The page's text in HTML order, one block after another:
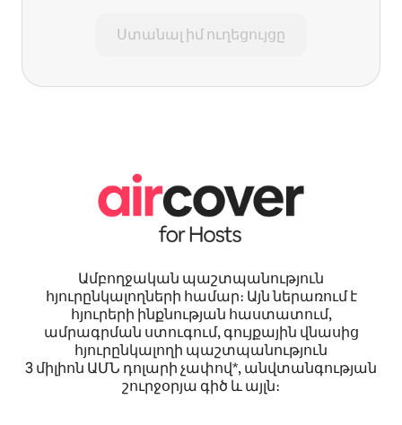
Ստանալ իմ ուղեցույցը
Ամբողջական պաշտպանություն
հյուրընկալողների համար։ Այն ներառում է
հյուրերի ինքնության հաստատում,
ամրագրման ստուգում, գույքային վնասից
հյուրընկալողի պաշտպանություն
3 միլիոն ԱՄՆ դոլարի չափով*, անվտանգության
շուրջօրյա գիծ և այլն։